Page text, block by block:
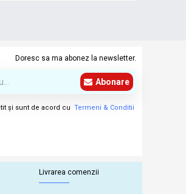
Doresc sa ma abonez la newsletter.
Abonare
şi sunt de acord cu Termeni & Conditii
Livrarea comenzii